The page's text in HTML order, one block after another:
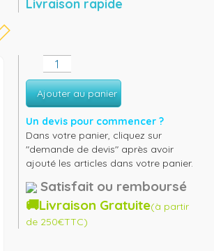
Livraison rapide
Ajouter au panier
Un devis pour commencer ?
Dans votre panier, cliquez sur
"demande de devis" après avoir
ajouté les articles dans votre panier.
Satisfait ou remboursé
🚚Livraison Gratuite(à partir
de 250€TTC)